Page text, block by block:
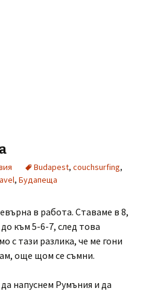
Budapest, couchsurfing,
, Будапеща
в работа. Ставаме в 8,
към 5-6-7, след това
с тази разлика, че ме гони
още щом се съмни.
напуснем Румъния и да